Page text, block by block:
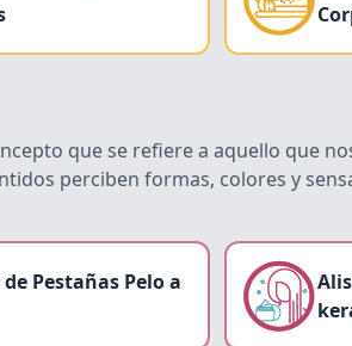
que se refiere a aquello que
perciben formas, colores y
Pestañas Pelo a